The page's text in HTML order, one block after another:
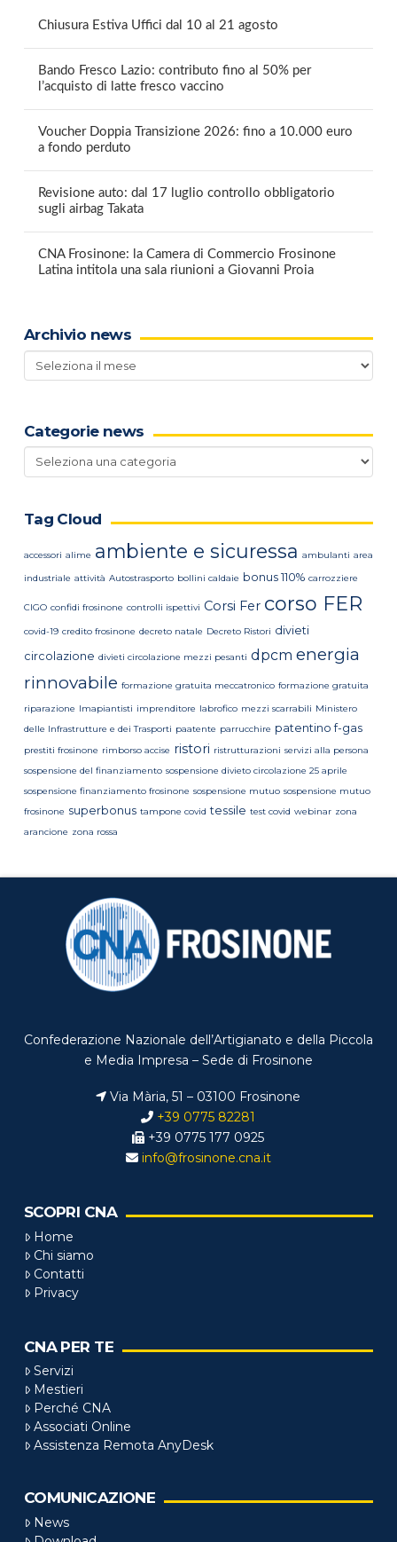
Chiusura Estiva Uffici dal 10 al 21 agosto
Bando Fresco Lazio: contributo fino al 50% per
l’acquisto di latte fresco vaccino
Voucher Doppia Transizione 2026: fino a 10.000 euro
a fondo perduto
Revisione auto: dal 17 luglio controllo obbligatorio
sugli airbag Takata
CNA Frosinone: la Camera di Commercio Frosinone
Latina intitola una sala riunioni a Giovanni Proia
Archivio news
Archivio
news
Categorie news
Categorie
news
Tag Cloud
accessori alime ambiente e sicuressa ambulanti area
industriale attività Autostrasporto bollini caldaie bonus 110% carrozziere
CIGO confidi frosinone controlli ispettivi Corsi Fer corso FER
covid-19 credito frosinone decreto natale Decreto Ristori divieti
circolazione divieti circolazione mezzi pesanti dpcm energia
rinnovabile formazione gratuita meccatronico formazione gratuita
riparazione Imapiantisti imprenditore labrofico mezzi scarrabili Ministero
delle Infrastrutture e dei Trasporti paatente parrucchire patentino f-gas
prestiti frosinone rimborso accise ristori ristrutturazioni servizi alla persona
sospensione del finanziamento sospensione divieto circolazione 25 aprile
sospensione finanziamento frosinone sospensione mutuo sospensione mutuo
frosinone superbonus tampone covid tessile test covid webinar zona
arancione zona rossa
Confederazione Nazionale dell’Artigianato e della Piccola
e Media Impresa – Sede di Frosinone
Via Mària, 51 – 03100 Frosinone
+39 0775 82281
+39 0775 177 0925
info@frosinone.cna.it
SCOPRI CNA
Home
Chi siamo
Contatti
Privacy
CNA PER TE
Servizi
Mestieri
Perché CNA
Associati Online
Assistenza Remota AnyDesk
COMUNICAZIONE
News